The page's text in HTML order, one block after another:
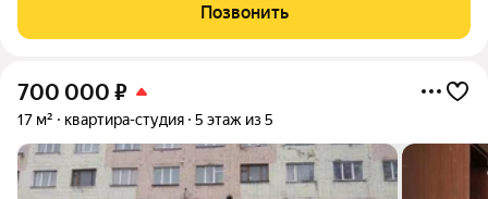
Позвонить
700 000 ₽
17 м² квартира-студия 5 этаж из 5